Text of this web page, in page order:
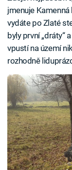
jmenuje Kamenná
vydáte po Zlaté
byly první „dráty“
vpustí na území
rozhodně